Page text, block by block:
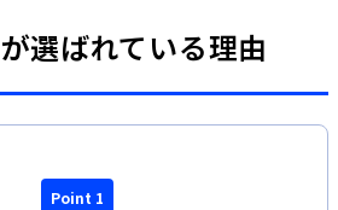
選ばれている理由
Point 1